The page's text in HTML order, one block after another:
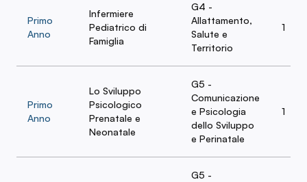
Primo
Anno
Infermiere
Pediatrico di
Famiglia
G4 -
Allattamento,
Salute e
Territorio
1
Primo
Anno
Lo Sviluppo
Psicologico
Prenatale e
Neonatale
G5 -
Comunicazione
e Psicologia
dello Sviluppo
e Perinatale
1
G5 -